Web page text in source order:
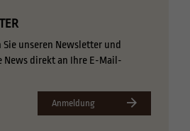
unseren Newsletter und
News direkt an Ihre E-Mail-
Anmeldung